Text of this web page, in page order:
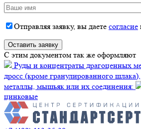
Отправляя заявку, вы даете согласие
C этим документом так же оформляют
Руды и концентраты драгоценных
дросс (кроме гранулированного
металлы, мышьяк или их соединения:
цинковые